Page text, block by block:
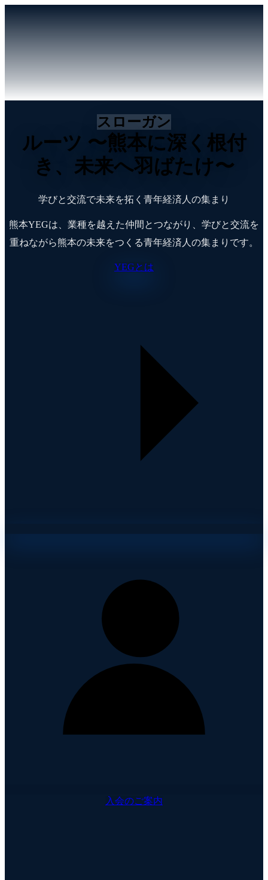
スローガン
ルーツ 〜熊本に深く根付
き、未来へ羽ばたけ〜
学びと交流で未来を拓く青年経済人の集まり
熊本YEGは、業種を越えた仲間とつながり、学びと交流を
重ねながら熊本の未来をつくる青年経済人の集まりです。
YEGとは
入会のご案内